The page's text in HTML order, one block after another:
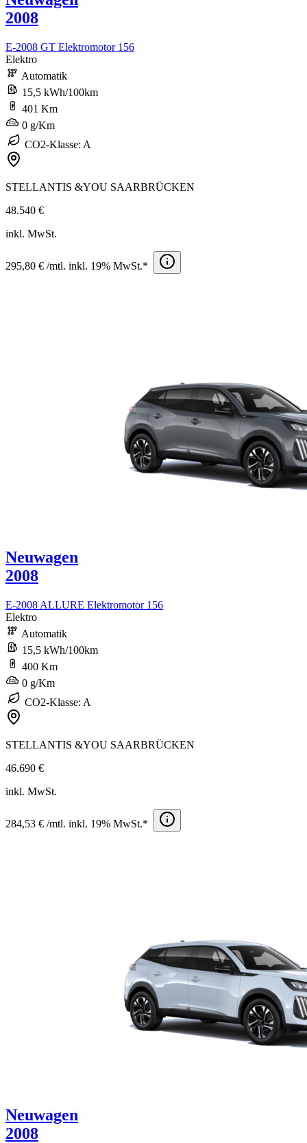
2008
E-2008 GT Elektromotor 156
Elektro
Automatik
15,5 kWh/100km
401 Km
0 g/Km
CO2-Klasse: A
STELLANTIS &YOU SAARBRÜCKEN
48.540 €
inkl. MwSt.
295,80 € /mtl. inkl. 19% MwSt.*
Neuwagen
2008
E-2008 ALLURE Elektromotor 156
Elektro
Automatik
15,5 kWh/100km
400 Km
0 g/Km
CO2-Klasse: A
STELLANTIS &YOU SAARBRÜCKEN
46.690 €
inkl. MwSt.
284,53 € /mtl. inkl. 19% MwSt.*
Neuwagen
2008